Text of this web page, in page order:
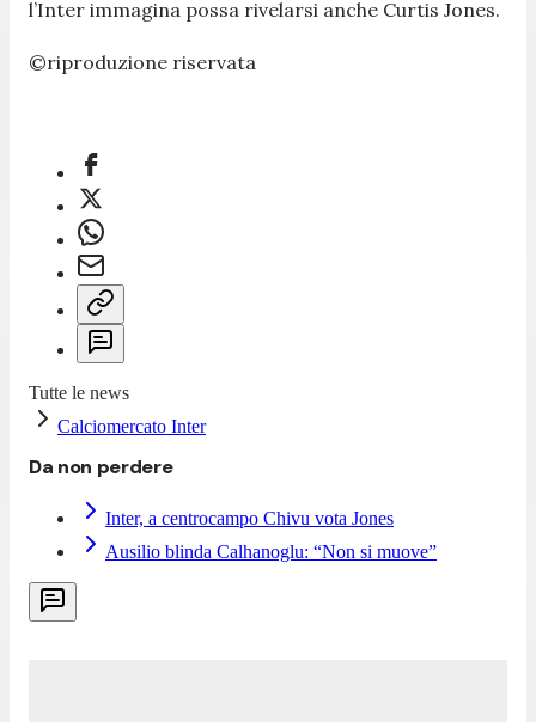
l’Inter immagina possa rivelarsi anche Curtis Jones.
©riproduzione riservata
Tutte le news
Calciomercato Inter
Da non perdere
Inter, a centrocampo Chivu vota Jones
Ausilio blinda Calhanoglu: “Non si muove”